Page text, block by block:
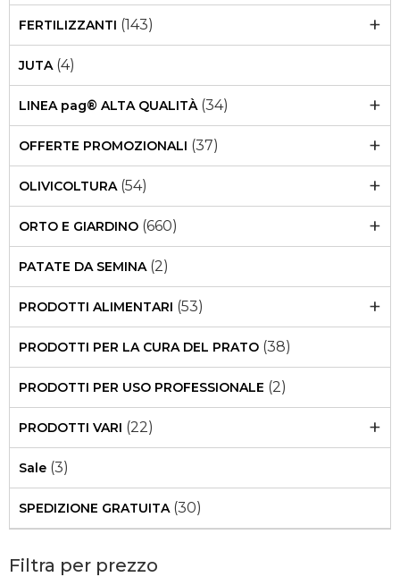
FERTILIZZANTI (143) +
JUTA (4)
LINEA pag® ALTA QUALITÀ (34) +
OFFERTE PROMOZIONALI (37) +
OLIVICOLTURA (54) +
ORTO E GIARDINO (660) +
PATATE DA SEMINA (2)
PRODOTTI ALIMENTARI (53) +
PRODOTTI PER LA CURA DEL PRATO (38)
PRODOTTI PER USO PROFESSIONALE (2)
PRODOTTI VARI (22) +
Sale (3)
SPEDIZIONE GRATUITA (30)
Filtra per prezzo